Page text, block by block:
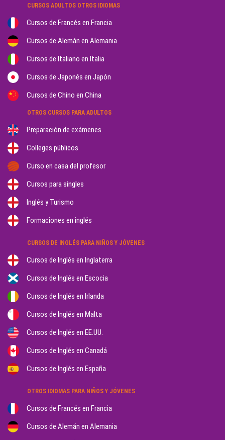
CURSOS ADULTOS OTROS IDIOMAS
Cursos de Francés en Francia
Cursos de Alemán en Alemania
Cursos de Italiano en Italia
Cursos de Japonés en Japón
Cursos de Chino en China
OTROS CURSOS PARA ADULTOS
Preparación de exámenes
Colleges públicos
Curso en casa del profesor
Cursos para singles
Inglés y Turismo
Formaciones en inglés
CURSOS DE INGLÉS PARA NIÑOS Y JÓVENES
Cursos de Inglés en Inglaterra
Cursos de Inglés en Escocia
Cursos de Inglés en Irlanda
Cursos de Inglés en Malta
Cursos de Inglés en EE.UU.
Cursos de Inglés en Canadá
Cursos de Inglés en España
OTROS IDIOMAS PARA NIÑOS Y JÓVENES
Cursos de Francés en Francia
Cursos de Alemán en Alemania